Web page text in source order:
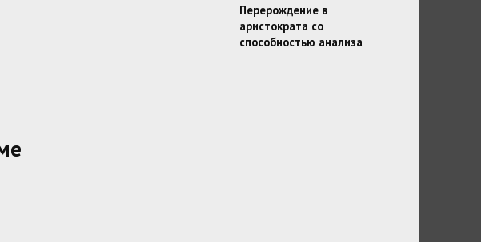
Перерождение в
аристократа со
способностью анализа